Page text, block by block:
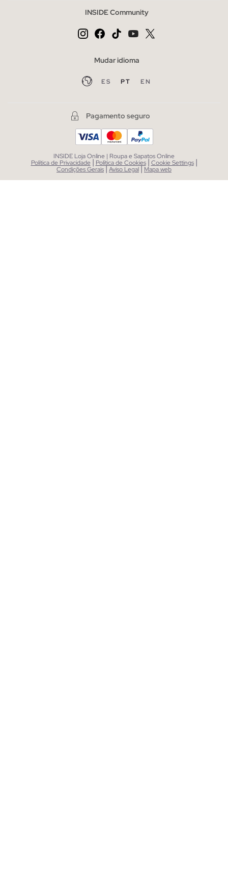
INSIDE Community
Mudar idioma
ES PT EN
Pagamento seguro
INSIDE Loja Online | Roupa e Sapatos Online
Política de Privacidade | Política de Cookies | Cookie Settings |
Condições Gerais|Aviso Legal| Mapa web